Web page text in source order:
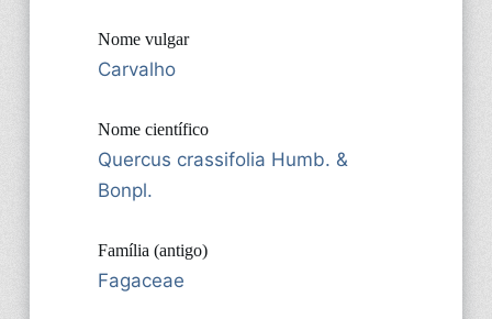
Nome vulgar
Carvalho
Nome científico
Quercus crassifolia Humb. &
Bonpl.
Família (antigo)
Fagaceae